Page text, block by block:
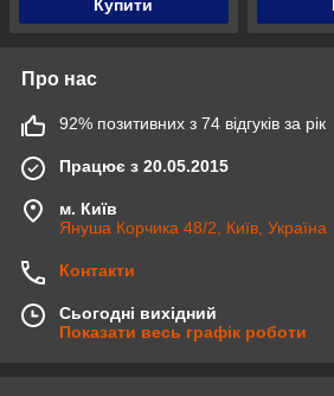
Купити
Про нас
92% позитивних з 74 відгуків за рік
Працює з 20.05.2015
м. Київ
Януша Корчика 48/2, Київ, Україна
Контакти
Сьогодні вихідний
Показати весь графік роботи